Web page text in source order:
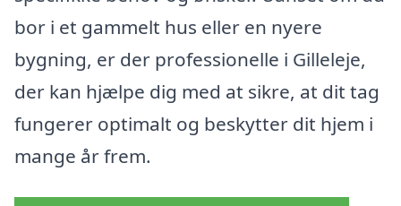
bor i et gammelt hus eller en nyere
bygning, er der professionelle i Gilleleje,
der kan hjælpe dig med at sikre, at dit tag
fungerer optimalt og beskytter dit hjem i
mange år frem.